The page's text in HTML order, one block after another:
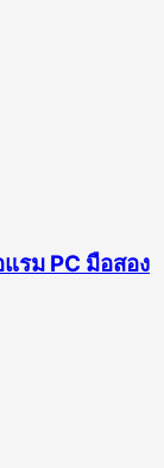
รม PC มือสอง